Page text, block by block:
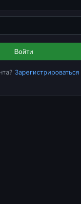
Войти
Зарегистрироваться